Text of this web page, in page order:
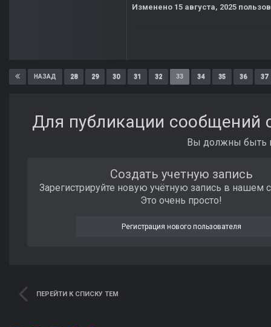
Изменено 15 августа, 2025
НАЗАД 28 29 30 31 32 33 34 35 36 37
Для публикации сообщений
Вы должны быть
Создать учетную запись
Зарегистрируйте новую учётную запись в нашем
Это очень просто!
Регистрация нового пользователя
ПЕРЕЙТИ К СПИСКУ ТЕМ